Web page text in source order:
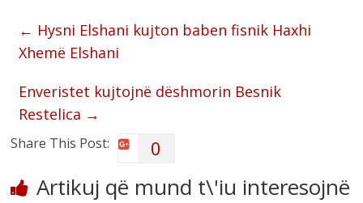
← Hysni Elshani kujton baben fisnik Haxhi
Xhemë Elshani
Enveristet kujtojnë dëshmorin Besnik
Restelica →
Share This Post: 0
Artikuj që mund t\'iu interesojnë